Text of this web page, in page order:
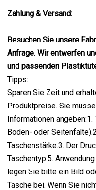
Zahlung & Versand:
Besuchen Sie unsere
Anfrage. Wir entwerfen
und passenden
Tipps:
Sparen Sie Zeit und
Produktpreise. Sie
Informationen
Boden- oder
Taschenstärke.3. Der
Taschentyp.5.
legen Sie bitte ein Bild
Tasche bei. Wenn Sie